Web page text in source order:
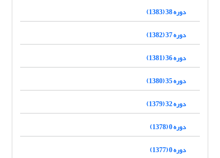
دوره 38 (1383)
دوره 37 (1382)
دوره 36 (1381)
دوره 35 (1380)
دوره 32 (1379)
دوره 0 (1378)
دوره 0 (1377)